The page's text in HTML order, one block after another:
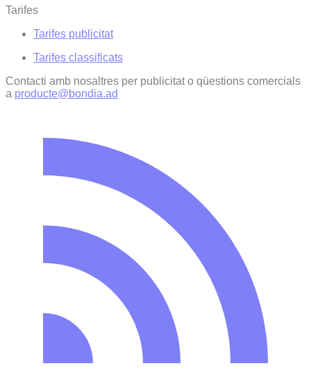
Tarifes
Tarifes publicitat
Tarifes classificats
Contacti amb nosaltres per publicitat o qüestions comercials
a producte@bondia.ad